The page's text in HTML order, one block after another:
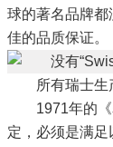
球的著名品牌都
佳的品质保证。
所有瑞士生
1971年的
定，必须是满足